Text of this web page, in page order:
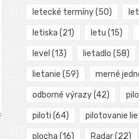
letecké termíny(50)
letiska (21) letu (15)
level (13) lietadlo (58)
lietanie (59) merné
odborné výrazy(42)
piloti (64) pilotovanie
plocha (16) Radar(22)